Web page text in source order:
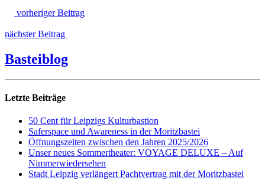
vorheriger Beitrag
nächster Beitrag
Basteiblog
Letzte Beiträge
50 Cent für Leipzigs Kulturbastion
Saferspace und Awareness in der Moritzbastei
Öffnungszeiten zwischen den Jahren 2025/2026
Unser neues Sommertheater: VOYAGE DELUXE – Auf
Nimmerwiedersehen
Stadt Leipzig verlängert Pachtvertrag mit der Moritzbastei